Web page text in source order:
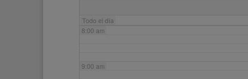
Todo el día
8:00 am
9:00 am